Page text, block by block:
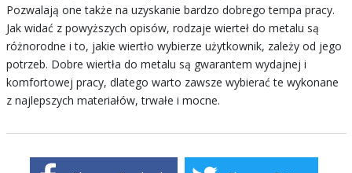
Pozwalają one także na uzyskanie bardzo dobrego tempa pracy.
Jak widać z powyższych opisów, rodzaje wierteł do metalu są
różnorodne i to, jakie wiertło wybierze użytkownik, zależy od jego
potrzeb. Dobre wiertła do metalu są gwarantem wydajnej i
komfortowej pracy, dlatego warto zawsze wybierać te wykonane
z najlepszych materiałów, trwałe i mocne.